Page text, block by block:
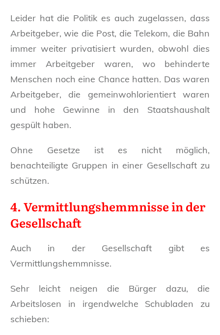
Leider hat die Politik es auch zugelassen, dass
Arbeitgeber, wie die Post, die Telekom, die Bahn
immer weiter privatisiert wurden, obwohl dies
immer Arbeitgeber waren, wo behinderte
Menschen noch eine Chance hatten. Das waren
Arbeitgeber, die gemeinwohlorientiert waren
und hohe Gewinne in den Staatshaushalt
gespült haben.
Ohne Gesetze ist es nicht möglich,
benachteiligte Gruppen in einer Gesellschaft zu
schützen.
4. Vermittlungshemmnisse in der
Gesellschaft
Auch in der Gesellschaft gibt es
Vermittlungshemmnisse.
Sehr leicht neigen die Bürger dazu, die
Arbeitslosen in irgendwelche Schubladen zu
schieben: